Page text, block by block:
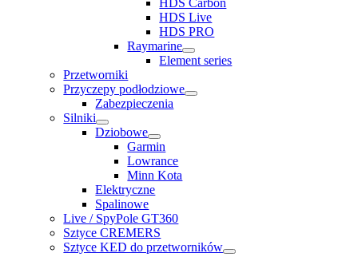
HDS Carbon
HDS Live
HDS PRO
Raymarine
Element series
Przetworniki
Przyczepy podłodziowe
Zabezpieczenia
Silniki
Dziobowe
Garmin
Lowrance
Minn Kota
Elektryczne
Spalinowe
Live / SpyPole GT360
Sztyce CREMERS
Sztyce KED do przetworników